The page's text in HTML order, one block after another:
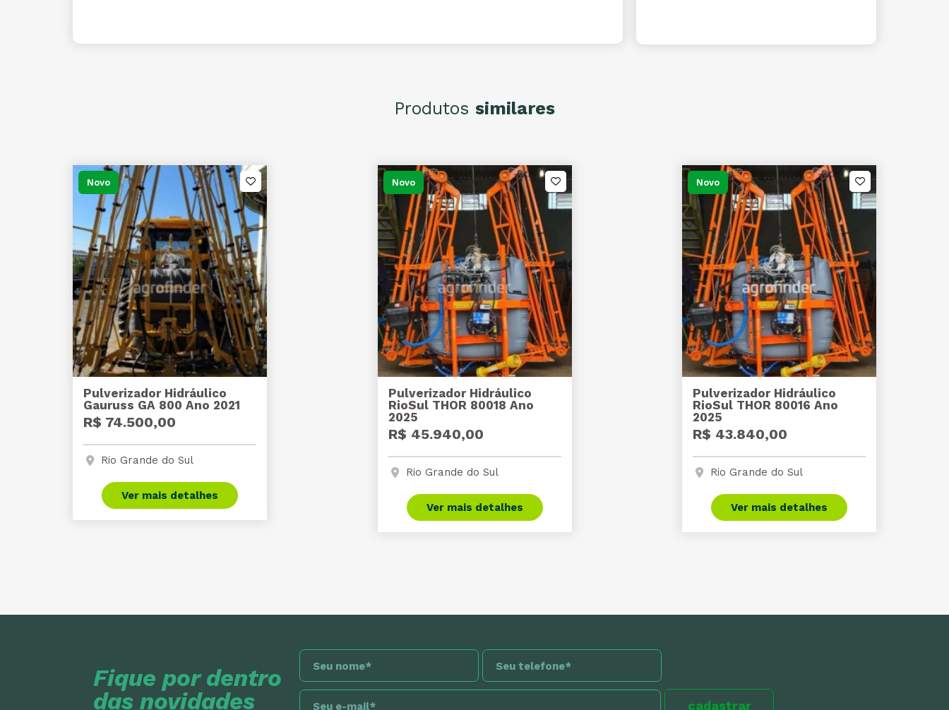
Produtos similares
Novo
Pulverizador Hidráulico
Gauruss GA 800 Ano 2021
R$ 74.500,00
Rio Grande do Sul
Ver mais detalhes
Novo
Pulverizador Hidráulico
RioSul THOR 80018 Ano
2025
R$ 45.940,00
Rio Grande do Sul
Ver mais detalhes
Novo
Pulverizador Hidráulico
RioSul THOR 80016 Ano
2025
R$ 43.840,00
Rio Grande do Sul
Ver mais detalhes
Fique por dentro
das novidades